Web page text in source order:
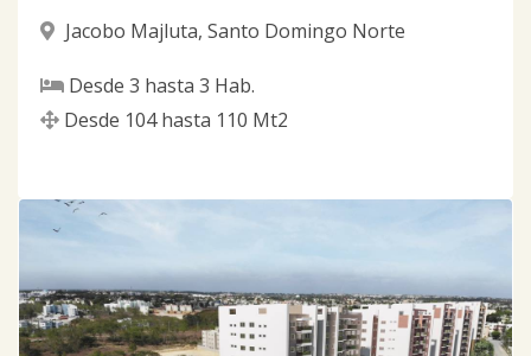
Jacobo Majluta, Santo Domingo Norte
Desde 3 hasta 3 Hab.
Desde 104 hasta 110 Mt2